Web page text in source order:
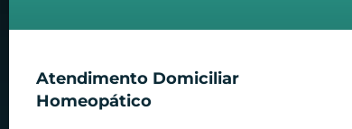
Atendimento Domiciliar
Homeopático